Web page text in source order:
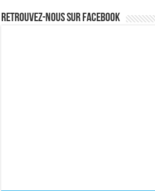
Retrouvez-nous sur Facebook